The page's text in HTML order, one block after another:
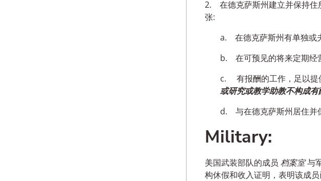
2. 在德克萨斯州建立并保持
张:
a. 在德克萨斯州有单独或
b. 在可预见的将来定期经
c. 有报酬的工作，足以
或研究或教学助教不构成有
d. 与在德克萨斯州居住并
Military:
美国武装部队的成员 档案室与
构休假和收入证明，表明该成